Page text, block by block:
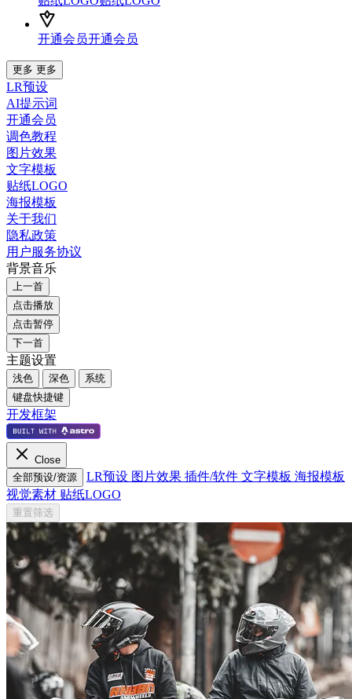
开通会员开通会员
更多 更多
LR预设
AI提示词
开通会员
调色教程
图片效果
文字模板
贴纸LOGO
海报模板
关于我们
隐私政策
用户服务协议
背景音乐
上一首
点击播放
点击暂停
下一首
主题设置
浅色 深色
系统
键盘快捷键
开发框架
Close
全部预设/资源
LR预设 图片效果 插件/软件 文字模板 海报模板
视觉素材 贴纸LOGO
重置筛选